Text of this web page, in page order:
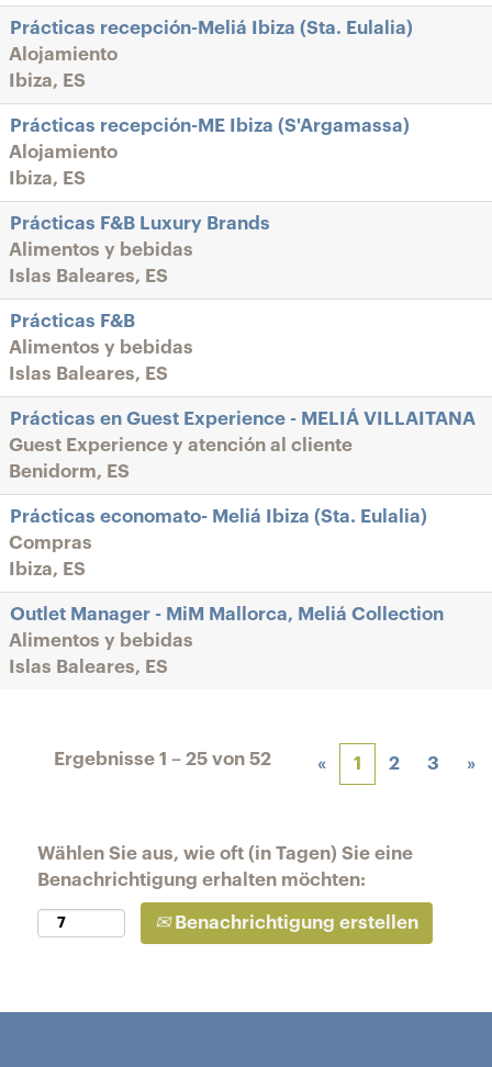
Prácticas recepción-Meliá Ibiza (Sta. Eulalia)
Alojamiento
Ibiza, ES
Prácticas recepción-ME Ibiza (S'Argamassa)
Alojamiento
Ibiza, ES
Prácticas F&B Luxury Brands
Alimentos y bebidas
Islas Baleares, ES
Prácticas F&B
Alimentos y bebidas
Islas Baleares, ES
Prácticas en Guest Experience - MELIÁ VILLAITANA
Guest Experience y atención al cliente
Benidorm, ES
Prácticas economato- Meliá Ibiza (Sta. Eulalia)
Compras
Ibiza, ES
Outlet Manager - MiM Mallorca, Meliá Collection
Alimentos y bebidas
Islas Baleares, ES
Ergebnisse 1 – 25 von 52 « 1 2 3 »
Wählen Sie aus, wie oft (in Tagen) Sie eine
Benachrichtigung erhalten möchten:
Benachrichtigung erstellen